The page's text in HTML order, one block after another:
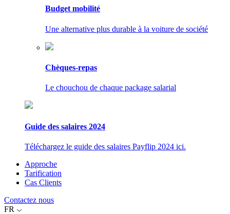
Budget mobilité
Une alternative plus durable à la voiture de société
Chèques-repas
Le chouchou de chaque package salarial
Guide des salaires 2024
Téléchargez le guide des salaires Payflip 2024 ici.
Approche
Tarification
Cas Clients
Contactez nous
FR